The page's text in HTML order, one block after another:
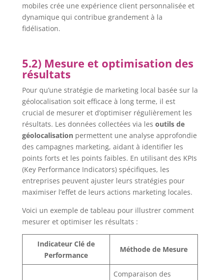
mobiles crée une expérience client personnalisée et
dynamique qui contribue grandement à la
fidélisation.
5.2) Mesure et optimisation des
résultats
Pour qu’une stratégie de marketing local basée sur la
géolocalisation soit efficace à long terme, il est
crucial de mesurer et d’optimiser régulièrement les
résultats. Les données collectées via les outils de
géolocalisationpermettent une analyse approfondie
des campagnes marketing, aidant à identifier les
points forts et les points faibles. En utilisant des KPIs
(Key Performance Indicators) spécifiques, les
entreprises peuvent ajuster leurs stratégies pour
maximiser l’effet de leurs actions marketing locales.
Voici un exemple de tableau pour illustrer comment
mesurer et optimiser les résultats :
Indicateur Clé de
Performance
Méthode de Mesure
Comparaison des